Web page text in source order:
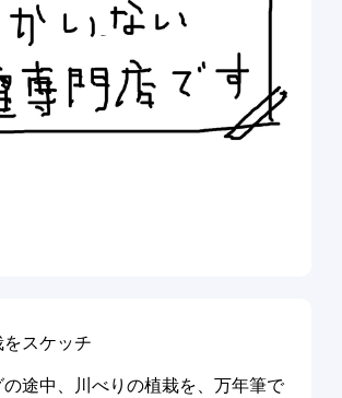
スケッチ
の途中、川べりの植栽を、万年筆で